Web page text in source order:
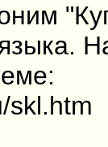
skl.htm